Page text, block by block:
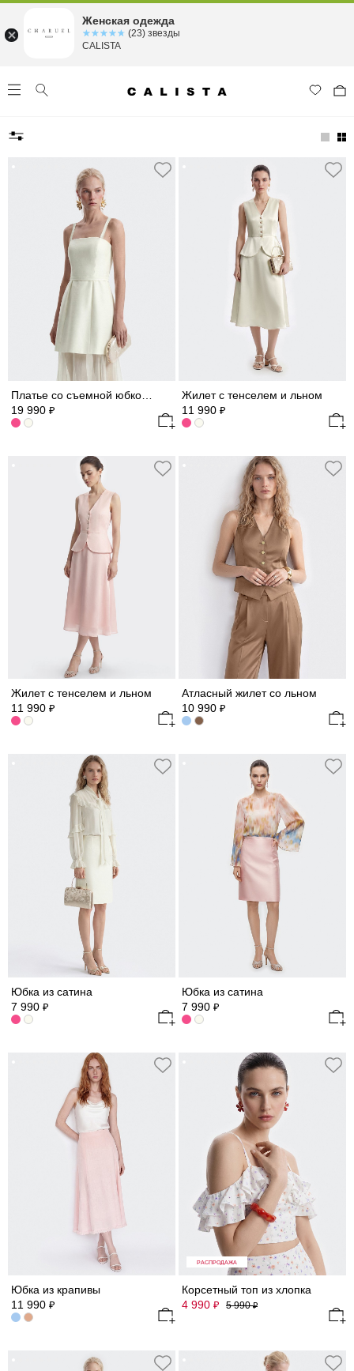
19 990 ₽
Жилет с тенселем и льном
11 990 ₽
Жилет с тенселем и льном
11 990 ₽
Атласный жилет со льном
10 990 ₽
Юбка из сатина
7 990 ₽
Юбка из сатина
7 990 ₽
Юбка из крапивы
11 990 ₽
РАСПРОДАЖА
Корсетный топ из хлопка
4 990 ₽ 5 990₽
Женская одежда
☆☆☆☆☆
★★★★★ (23) звезды
CALISTA